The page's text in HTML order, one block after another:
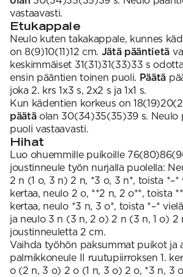
vastaavasti.
Etukappale
Neulo kuten takakappale, kunnes
on 8(9)10(11)12 cm. Jätä pääntietä
keskimmäiset 31(31)31(33)33 s
ensin pääntien toinen puoli. Päätä
joka 2. krs 1x3 s, 2x2 s ja 1x1 s.
Kun kädentien korkeus on
päätäolan 30(34)35(35)39 s. Neulo
puoli vastaavasti.
Hihat
Luo ohuemmille puikoille
joustinneule työn nurjalla puolella:
2 n (1 o, 3 n) 2 n, *3 o, 3 n*, toista *–*
kertaa, neulo 2 o, **2 n, 2 o**, toista
kertaa, neulo *3 n, 3 o*, toista *–*
ja neulo 3 n (3 n, 2 o) 2 n (3 n, 1 o) 2
joustinneuletta 2 cm.
Vaihda työhön paksummat puikot ja
palmikkoneule II ruutupiirroksen 1.
o (2 n, 3 o) 2 o (1 n, 3 o) 2 o, *3 n, 3